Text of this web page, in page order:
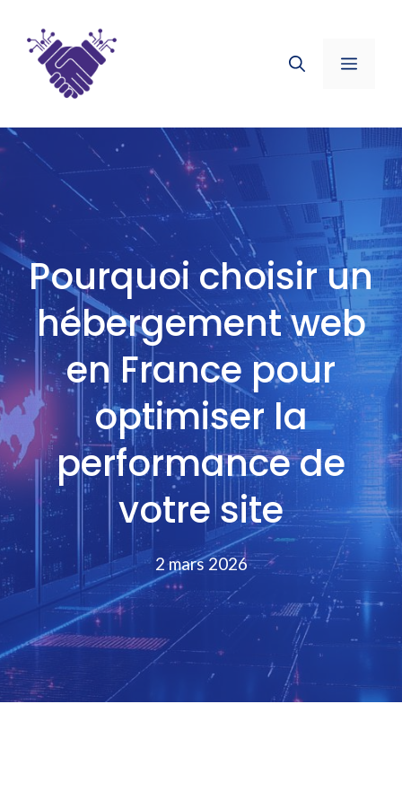
contenu
Menu
Pourquoi choisir un
hébergement web
en France pour
optimiser la
performance de
votre site
2 mars 2026